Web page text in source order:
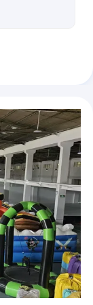
れるジャンプ城
返し城 遊び場
園 子供向け
ンプ城